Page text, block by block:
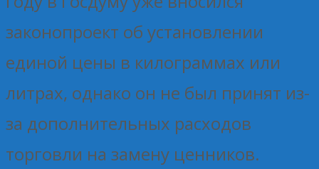
законопроект об установлении
единой цены в килограммах или
литрах, однако он не был принят из-
за дополнительных расходов
торговли на замену ценников.